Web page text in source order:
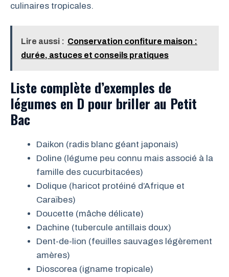
culinaires tropicales.
Lire aussi : Conservation confiture maison :
durée, astuces et conseils pratiques
Liste complète d’exemples de
légumes en D pour briller au Petit
Bac
Daikon (radis blanc géant japonais)
Doline (légume peu connu mais associé à la
famille des cucurbitacées)
Dolique (haricot protéiné d’Afrique et
Caraïbes)
Doucette (mâche délicate)
Dachine (tubercule antillais doux)
Dent-de-lion (feuilles sauvages légèrement
amères)
Dioscorea (igname tropicale)